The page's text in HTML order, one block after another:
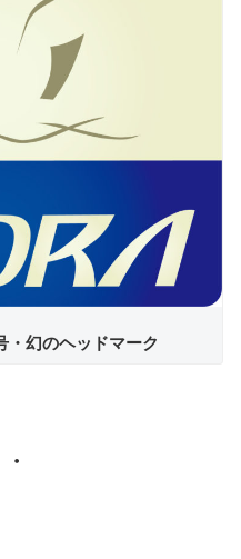
・幻のヘッドマーク